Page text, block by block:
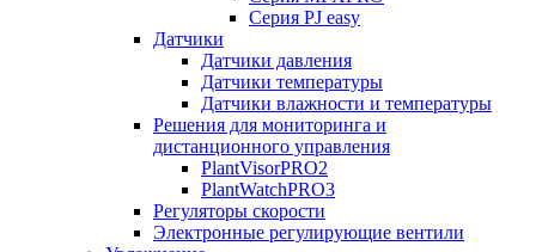
Серия PJ easy
Датчики
Датчики давления
Датчики температуры
Датчики влажности и температуры
Решения для мониторинга и
дистанционного управления
PlantVisorPRO2
PlantWatchPRO3
Регуляторы скорости
Электронные регулирующие вентили